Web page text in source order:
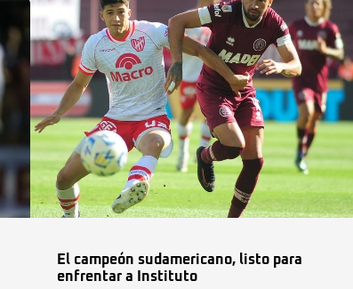
El campeón sudamericano, listo para
enfrentar a Instituto